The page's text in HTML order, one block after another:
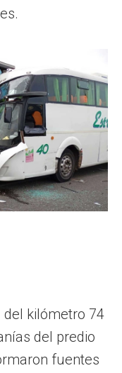
del kilómetro 74
del predio
fuentes